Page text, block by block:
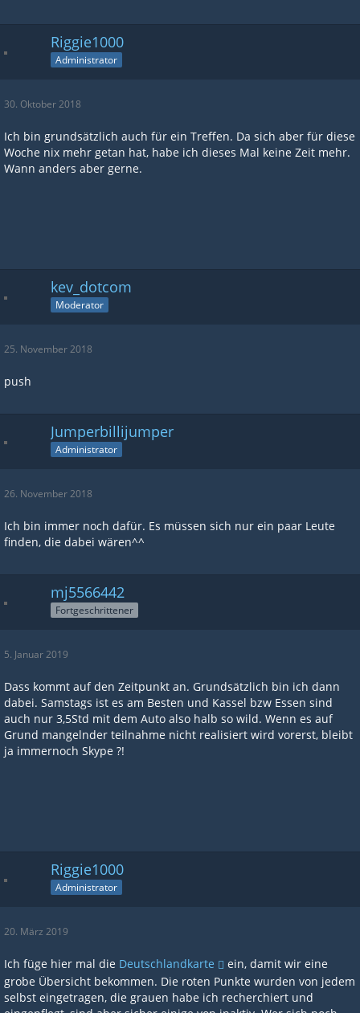
Riggie1000
Administrator
30. Oktober 2018
Ich bin grundsätzlich auch für ein Treffen. Da sich aber für diese
Woche nix mehr getan hat, habe ich dieses Mal keine Zeit mehr.
Wann anders aber gerne.
kev_dotcom
Moderator
25. November 2018
push
Jumperbillijumper
Administrator
26. November 2018
Ich bin immer noch dafür. Es müssen sich nur ein paar Leute
finden, die dabei wären^^
mj5566442
Fortgeschrittener
5. Januar 2019
Dass kommt auf den Zeitpunkt an. Grundsätzlich bin ich dann
dabei. Samstags ist es am Besten und Kassel bzw Essen sind
auch nur 3,5Std mit dem Auto also halb so wild. Wenn es auf
Grund mangelnder teilnahme nicht realisiert wird vorerst, bleibt
ja immernoch Skype ?!
Riggie1000
Administrator
20. März 2019
Ich füge hier mal die Deutschlandkarte
ein, damit wir eine
grobe Übersicht bekommen. Die roten Punkte wurden von jedem
selbst eingetragen, die grauen habe ich recherchiert und